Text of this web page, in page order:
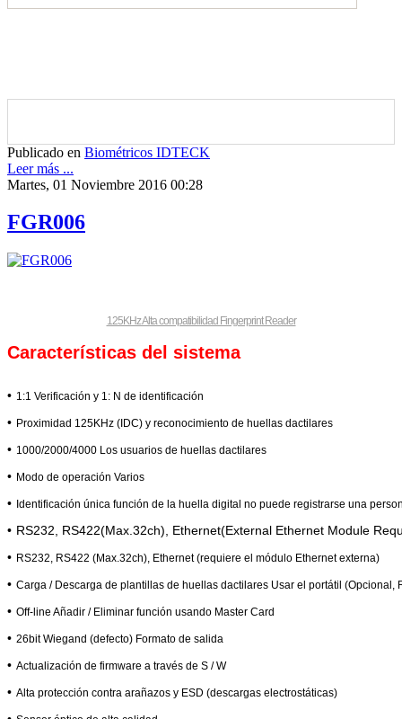
Publicado en Biométricos IDTECK
Leer más ...
Martes, 01 Noviembre 2016 00:28
FGR006
125KHz Alta compatibilidad Fingerprint Reader
Características del sistema
• 1:1 Verificación y 1: N de identificación
• Proximidad 125KHz (IDC) y reconocimiento de huellas dactilares
• 1000/2000/4000 Los usuarios de huellas dactilares
• Modo de operación Varios
• Identificación única función de la huella digital no puede registrarse una
• RS232, RS422(Max.32ch), Ethernet(External Ethernet Module
• RS232, RS422 (Max.32ch), Ethernet (requiere el módulo Ethernet externa)
• Carga / Descarga de plantillas de huellas dactilares Usar el portátil (Opcional,
• Off-line Añadir / Eliminar función usando Master Card
• 26bit Wiegand (defecto) Formato de salida
• Actualización de firmware a través de S / W
• Alta protección contra arañazos y ESD (descargas electrostáticas)